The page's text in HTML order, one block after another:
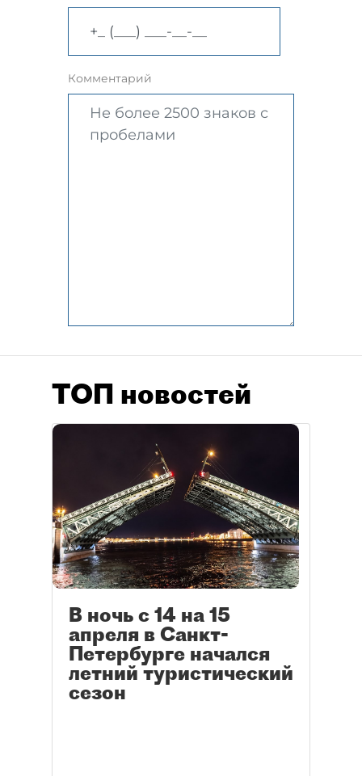
Комментарий
ТОП новостей
В ночь с 14 на 15
апреля в Санкт-
Петербурге начался
летний туристический
сезон